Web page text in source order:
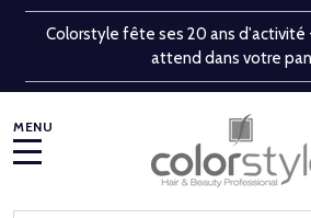
Colorstyle fête ses 20 ans d'activité
attend dans votre